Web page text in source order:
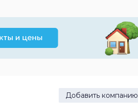
Добавить компанию